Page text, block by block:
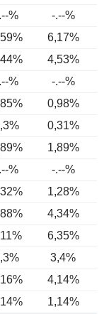
% -.--%
6,17%
4,53%
% -.--%
0,98%
0,31%
1,89%
% -.--%
1,28%
4,34%
6,35%
3,4%
4,14%
1,14%